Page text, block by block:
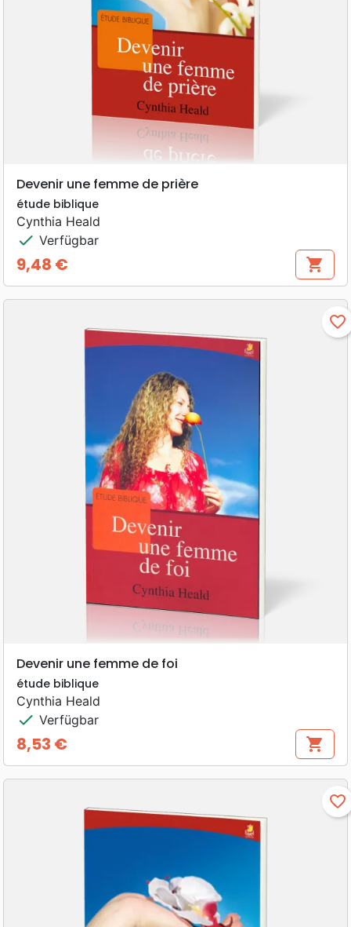
Devenir une femme de prière
étude biblique
Cynthia Heald
check Verfügbar
Preis
9,48 € shopping_cart
favorite_border
Devenir une femme de foi
étude biblique
Cynthia Heald
check Verfügbar
Preis
8,53 € shopping_cart
favorite_border